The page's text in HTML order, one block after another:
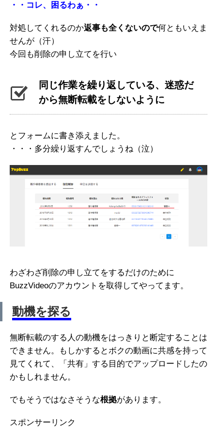
・・コレ、困るわぁ・・
対処してくれるのか返事も全くないので何ともいえま
せんが（汗）
今回も削除の申し立てを行い
同じ作業を繰り返している、迷惑だ
から無断転載をしないように
とフォームに書き添えました。
・・・多分繰り返すんでしょうね（泣）
わざわざ削除の申し立てをするだけのために
BuzzVideoのアカウントを取得してやってます。
動機を探る
無断転載のする人の動機をはっきりと断定することは
できません。もしかするとボクの動画に共感を持って
見てくれて、「共有」する目的でアップロードしたの
かもしれません。
でもそうではなさそうな根拠があります。
スポンサーリンク